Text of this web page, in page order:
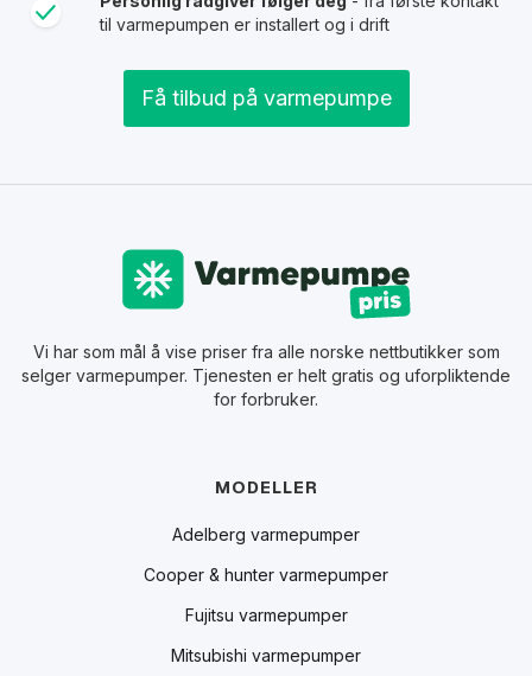
til varmepumpen er installert og i drift
Få tilbud på varmepumpe
Vi har som mål å vise priser fra alle norske nettbutikker som
selger varmepumper. Tjenesten er helt gratis og uforpliktende
for forbruker.
MODELLER
Adelberg varmepumper
Cooper & hunter varmepumper
Fujitsu varmepumper
Mitsubishi varmepumper